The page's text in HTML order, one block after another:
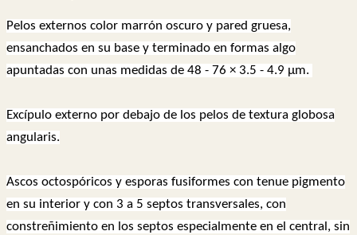
Pelos externos color marrón oscuro y pared gruesa,
ensanchados en su base y terminado en formas algo
apuntadas con unas medidas de 48 - 76 × 3.5 - 4.9 µm.
Excípulo externo por debajo de los pelos de textura globosa
angularis.
Ascos octospóricos y esporas fusiformes con tenue pigmento
en su interior y con 3 a 5 septos transversales, con
constreñimiento en los septos especialmente en el central, sin